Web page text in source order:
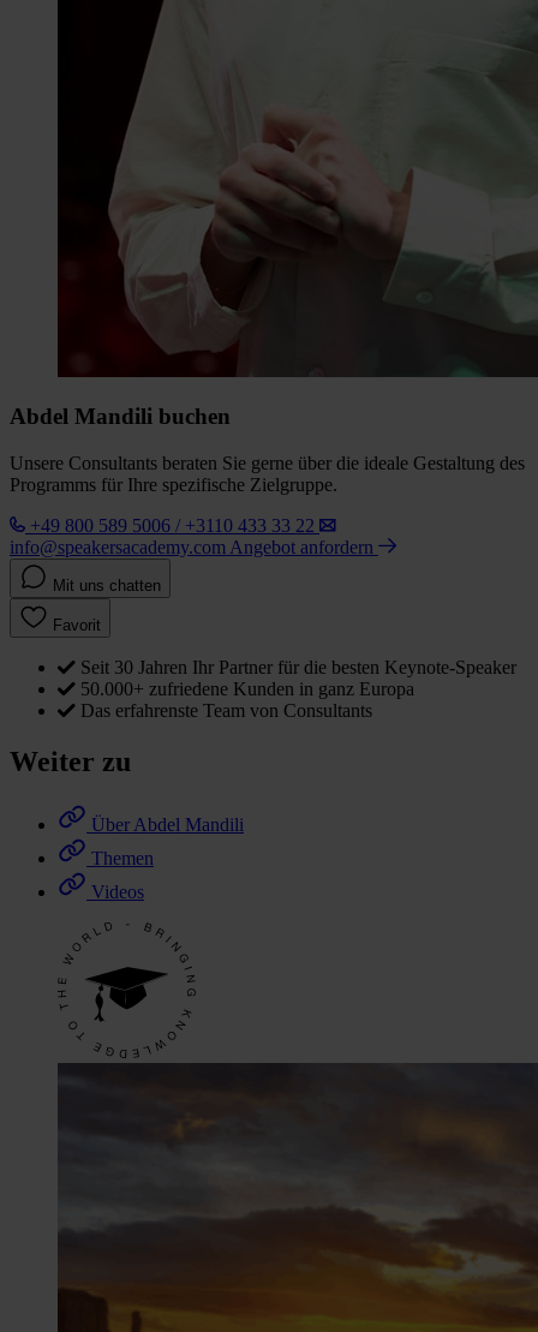
Abdel Mandili buchen
Unsere Consultants beraten Sie gerne über die ideale Gestaltung des
Programms für Ihre spezifische Zielgruppe.
+49 800 589 5006 / +3110 433 33 22
info@speakersacademy.com Angebot anfordern
Mit uns chatten
Favorit
Seit 30 Jahren Ihr Partner für die besten Keynote-Speaker
50.000+ zufriedene Kunden in ganz Europa
Das erfahrenste Team von Consultants
Weiter zu
Über Abdel Mandili
Themen
Videos